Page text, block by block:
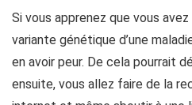
Si vous apprenez que vous avez
variante génétique d’une
en avoir peur. De cela pourrait
ensuite, vous allez faire de la